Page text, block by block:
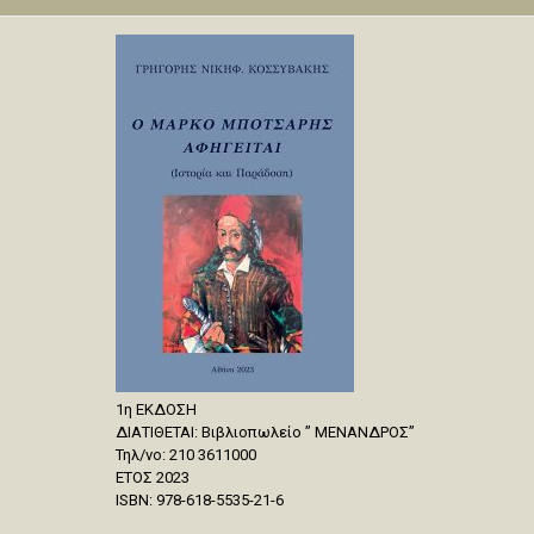
1η ΕΚΔΟΣΗ
ΔΙΑΤΙΘΕΤΑΙ: Βιβλιοπωλείο ” ΜΕΝΑΝΔΡΟΣ”
Τηλ/νο: 210 3611000
ΕΤΟΣ 2023
ISBN: 978-618-5535-21-6